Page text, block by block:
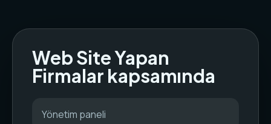
Web Site Yapan
Firmalar kapsamında
Yönetim paneli